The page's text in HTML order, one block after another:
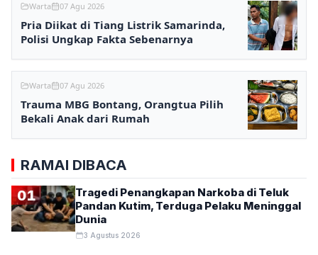
Warta 07 Agu 2026
Pria Diikat di Tiang Listrik Samarinda,
Polisi Ungkap Fakta Sebenarnya
Warta 07 Agu 2026
Trauma MBG Bontang, Orangtua Pilih
Bekali Anak dari Rumah
RAMAI DIBACA
01
Tragedi Penangkapan Narkoba di Teluk
Pandan Kutim, Terduga Pelaku Meninggal
Dunia
3 Agustus 2026